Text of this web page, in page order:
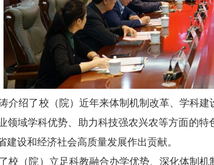
介绍了校（院）近年来体制机制改革、学科
领域学科优势、助力科技强农兴农等方面的
建设和经济社会高质量发展作出贡献。
校（院）立足科教融合办学优势、深化体制